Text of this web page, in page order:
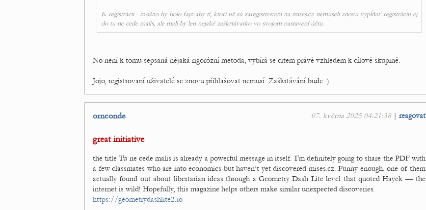
K registrácii - možno by bolo fajn aby tí, ktorí už sú zaregistrovaní na mises.cz nemuseli znovu vypĺňať registráciu aj
do tu ne cede malis, ale mali by len nejaké zaškrtávatko vo svojom nastavení účtu.
No není k tomu sepsaná nějaká rigorózní metoda, vybírá se citem právě vzhledem k cílové skupině.
Jojo, registrovaní uživatelé se znovu přihlašovat nemusí. Zaškrtávání bude :)
07. května 2025 04:21:38| reagovat
ornconde
great initiative
the title Tu ne cede malis is already a powerful message in itself. I'm definitely going to share the PDF with
a few classmates who are into economics but haven’t yet discovered mises.cz. Funny enough, one of them
actually found out about libertarian ideas through a Geometry Dash Lite level that quoted Hayek — the
internet is wild! Hopefully, this magazine helps others make similar unexpected discoveries.
https://geometrydashlite2.io